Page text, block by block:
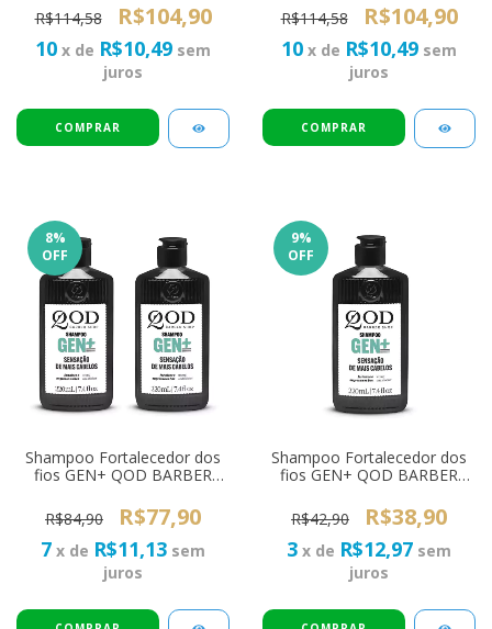
R$114,58
R$104,90
10 x de R$10,49 sem
juros
R$114,58
R$104,90
10 x de R$10,49 sem
juros
8%
OFF
Shampoo Fortalecedor dos
fios GEN+ QOD BARBER
R$84,90
R$77,90
7 x de R$11,13 sem
juros
9%
OFF
Shampoo Fortalecedor dos
fios GEN+ QOD BARBER
R$42,90
R$38,90
3 x de R$12,97 sem
juros